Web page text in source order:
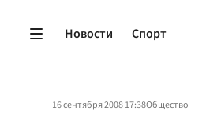
Новости Спорт
16 сентября 2008 17:38Общество